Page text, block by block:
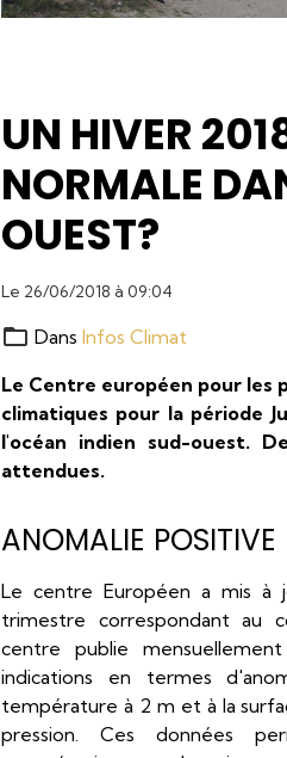
UN HIVER
NORMALE
OUEST?
Le 26/06/2018 à 09:04
Dans Infos Climat
Le Centre européen pour les
climatiques pour la période
l'océan indien sud-ouest.
attendues.
ANOMALIE POSITIVE
Le centre Européen a mis à
trimestre correspondant au
centre publie
indications en termes
température à 2 m et à la
pression. Ces données